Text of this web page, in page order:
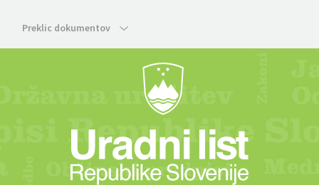
Preklic dokumentov